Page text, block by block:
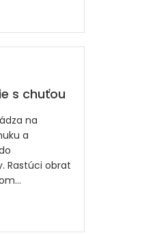
s chuťou
na
a
Rastúci obrat